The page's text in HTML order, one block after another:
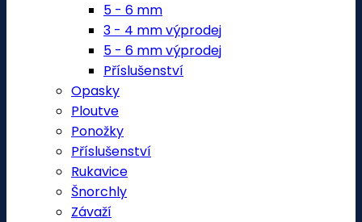
5 - 6 mm
3 - 4 mm výprodej
5 - 6 mm výprodej
Příslušenství
Opasky
Ploutve
Ponožky
Příslušenství
Rukavice
Šnorchly
Závaží